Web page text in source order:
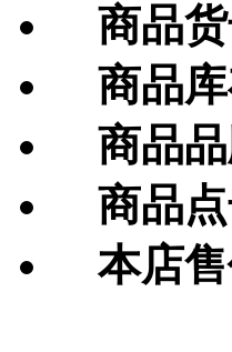
商品货
商品库
商品品
商品点
本店售